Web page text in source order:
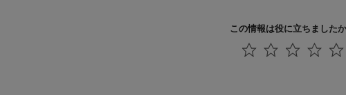
この情報は役に立ちました